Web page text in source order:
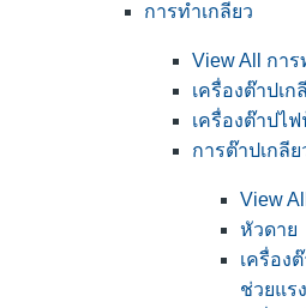
การทำเกลียว
View All การ
เครื่องต๊าปเก
เครื่องต๊าปไ
การต๊าปเกลี
View
หัวดาย
เครื่อง
ช่วยแรง